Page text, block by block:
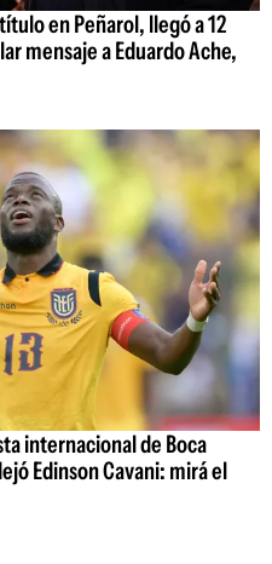
en Peñarol, llegó a 12
mensaje a Eduardo Ache,
internacional de Boca
Edinson Cavani: mirá el